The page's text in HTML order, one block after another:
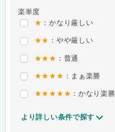
楽単度
★ ：かなり厳しい
★★ ：やや厳しい
★★★ ：普通
★★★★ ：まぁ楽勝
★★★★★ ：かなり楽勝
より詳しい条件で探す